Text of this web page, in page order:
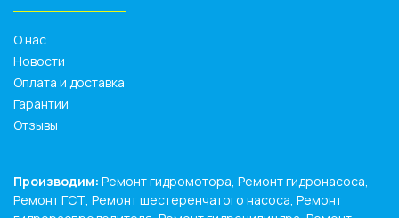
О нас
Новости
Оплата и доставка
Гарантии
Отзывы
Производим: Ремонт гидромотора, Ремонт гидронасоса,
Ремонт ГСТ, Ремонт шестеренчатого насоса, Ремонт